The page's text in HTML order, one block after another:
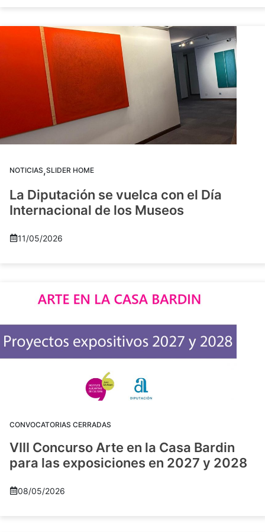
NOTICIAS,SLIDER HOME
La Diputación se vuelca con el Día
Internacional de los Museos
11/05/2026
CONVOCATORIAS CERRADAS
VIII Concurso Arte en la Casa Bardin
para las exposiciones en 2027 y 2028
08/05/2026